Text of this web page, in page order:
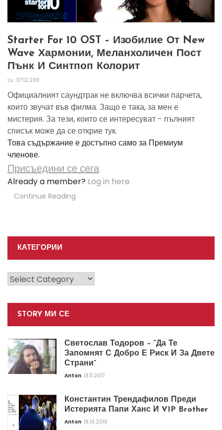
Starter For 10 OST – Изобилие От New
Wave Хармонии, Меланхоличен Пост
Пънк И Синтпоп Колорит
Lu 07.12.2011
Официалният саундтрак не включва всички парчета,
които звучат във филма. Защо е така, за мен е
мистерия. За тези, които се интересуват - пълният
списък може да се открие тук.
Това съдържание е достъпно само за Премиум
членове.
Присъедини се сега
Already a member? Log in here
Continue Reading
КАТЕГОРИИ
Категории
STORY МИ СЕ
Светослав Тодоров – “Да Те
Запомнят С Добро Е Риск И За Двете
Страни”
Anton 18.11.2017
Константин Трендафилов Преди
Истерията Папи Ханс И VIP Brother
Anton 18.10.2016